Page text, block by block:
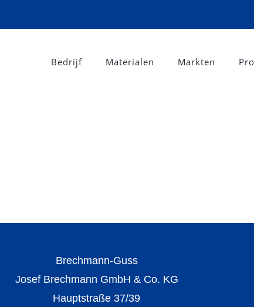
Bedrijf Materialen Markten
Brechmann-Guss
Josef Brechmann GmbH & Co. KG
Hauptstraße 37/39